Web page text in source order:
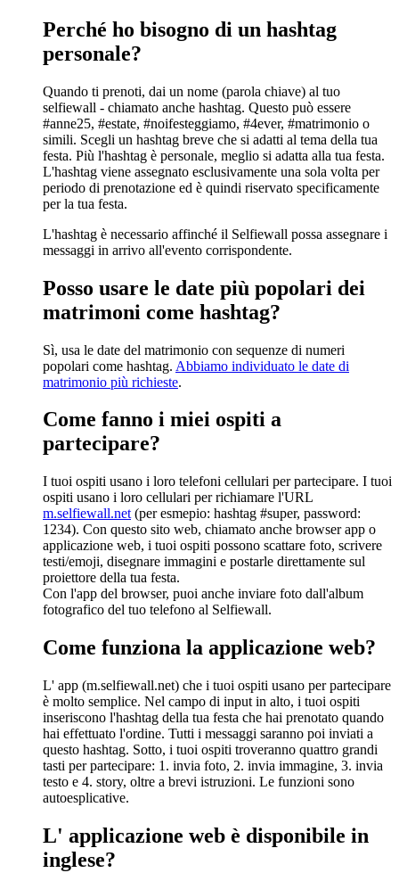
Perché ho bisogno di un hashtag
personale?
Quando ti prenoti, dai un nome (parola chiave) al tuo
selfiewall - chiamato anche hashtag. Questo può essere
#anne25, #estate, #noifesteggiamo, #4ever, #matrimonio o
simili. Scegli un hashtag breve che si adatti al tema della tua
festa. Più l'hashtag è personale, meglio si adatta alla tua festa.
L'hashtag viene assegnato esclusivamente una sola volta per
periodo di prenotazione ed è quindi riservato specificamente
per la tua festa.
L'hashtag è necessario affinché il Selfiewall possa assegnare i
messaggi in arrivo all'evento corrispondente.
Posso usare le date più popolari dei
matrimoni come hashtag?
Sì, usa le date del matrimonio con sequenze di numeri
popolari come hashtag. Abbiamo individuato le date di
matrimonio più richieste.
Come fanno i miei ospiti a
partecipare?
I tuoi ospiti usano i loro telefoni cellulari per partecipare. I tuoi
ospiti usano i loro cellulari per richiamare l'URL
m.selfiewall.net (per esmepio: hashtag #super, password:
1234). Con questo sito web, chiamato anche browser app o
applicazione web, i tuoi ospiti possono scattare foto, scrivere
testi/emoji, disegnare immagini e postarle direttamente sul
proiettore della tua festa.
Con l'app del browser, puoi anche inviare foto dall'album
fotografico del tuo telefono al Selfiewall.
Come funziona la applicazione web?
L' app (m.selfiewall.net) che i tuoi ospiti usano per partecipare
è molto semplice. Nel campo di input in alto, i tuoi ospiti
inseriscono l'hashtag della tua festa che hai prenotato quando
hai effettuato l'ordine. Tutti i messaggi saranno poi inviati a
questo hashtag. Sotto, i tuoi ospiti troveranno quattro grandi
tasti per partecipare: 1. invia foto, 2. invia immagine, 3. invia
testo e 4. story, oltre a brevi istruzioni. Le funzioni sono
autoesplicative.
L' applicazione web è disponibile in
inglese?